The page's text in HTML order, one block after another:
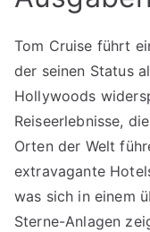
Tom Cruise führt
der seinen Status
Hollywoods
Reiseerlebnisse,
Orten der Welt
extravagante
was sich in einem
Sterne-Anlagen